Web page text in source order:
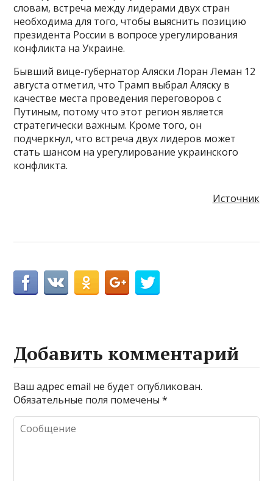
словам, встреча между лидерами двух стран
необходима для того, чтобы выяснить позицию
президента России в вопросе урегулирования
конфликта на Украине.
Бывший вице-губернатор Аляски Лоран Леман 12
августа отметил, что Трамп выбрал Аляску в
качестве места проведения переговоров с
Путиным, потому что этот регион является
стратегически важным. Кроме того, он
подчеркнул, что встреча двух лидеров может
стать шансом на урегулирование украинского
конфликта.
Источник
Добавить комментарий
Ваш адрес email не будет опубликован.
Обязательные поля помечены*